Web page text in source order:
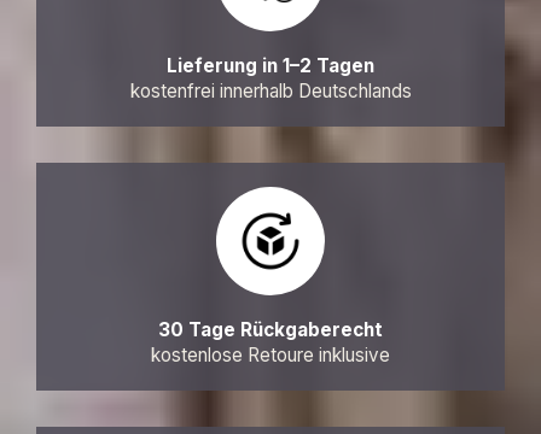
Lieferung in 1–2 Tagen
kostenfrei innerhalb Deutschlands
30 Tage Rückgaberecht
kostenlose Retoure inklusive